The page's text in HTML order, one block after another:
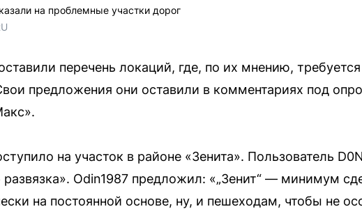
на проблемные участки дорог
перечень локаций, где, по их мнению, требуется
предложения они оставили в комментариях под
на участок в районе «Зенита». Пользователь
развязка». Odin1987 предложил: «„Зенит“ — минимум
на постоянной основе, ну, и пешеходам, чтобы не